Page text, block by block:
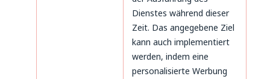
Dienstes während dieser
Zeit. Das angegebene Ziel
kann auch implementiert
werden, indem eine
personalisierte Werbung